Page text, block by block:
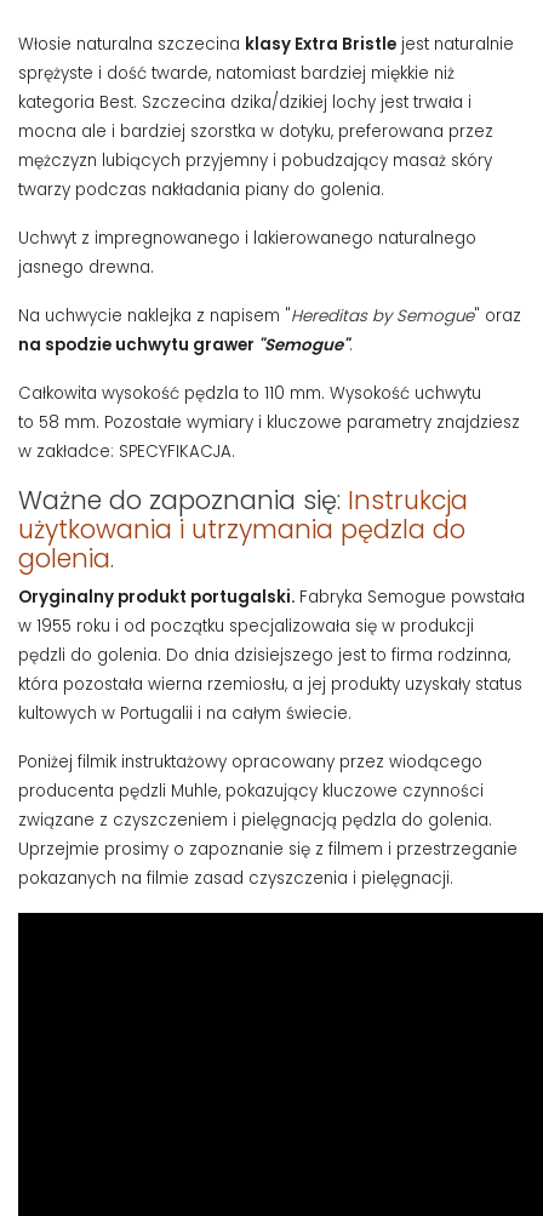
Włosie naturalna szczecina klasy Extra Bristle jest naturalnie
sprężyste i dość twarde, natomiast bardziej miękkie niż
kategoria Best. Szczecina dzika/dzikiej lochy jest trwała i
mocna ale i bardziej szorstka w dotyku, preferowana przez
mężczyzn lubiących przyjemny i pobudzający masaż skóry
twarzy podczas nakładania piany do golenia.
Uchwyt z impregnowanego i lakierowanego naturalnego
jasnego drewna.
Na uchwycie naklejka z napisem "Hereditas by Semogue" oraz
na spodzie uchwytu grawer "Semogue".
Całkowita wysokość pędzla to 110 mm. Wysokość uchwytu
to 58 mm. Pozostałe wymiary i kluczowe parametry znajdziesz
w zakładce: SPECYFIKACJA.
Ważne do zapoznania się: Instrukcja
użytkowania i utrzymania pędzla do
golenia.
Oryginalny produkt portugalski. Fabryka Semogue powstała
w 1955 roku i od początku specjalizowała się w produkcji
pędzli do golenia. Do dnia dzisiejszego jest to firma rodzinna,
która pozostała wierna rzemiosłu, a jej produkty uzyskały status
kultowych w Portugalii i na całym świecie.
Poniżej filmik instruktażowy opracowany przez wiodącego
producenta pędzli Muhle, pokazujący kluczowe czynności
związane z czyszczeniem i pielęgnacją pędzla do golenia.
Uprzejmie prosimy o zapoznanie się z filmem i przestrzeganie
pokazanych na filmie zasad czyszczenia i pielęgnacji.